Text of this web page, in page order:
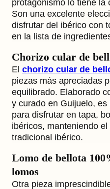
protagonismo lo tiene la
Son una excelente
disfrutar del ibérico con
en la lista de
Chorizo cular de
El chorizo cular de
piezas más apreciadas
equilibrado. Elaborado
y curado en Guijuelo,
para disfrutar en tapa,
ibéricos, manteniendo
tradicional ibérico.
Lomo de bellota
lomos
Otra pieza